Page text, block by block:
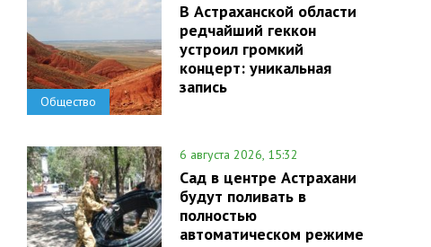
Общество
В Астраханской области
редчайший геккон
устроил громкий
концерт: уникальная
запись
6 августа 2026, 15:32
Сад в центре Астрахани
будут поливать в
полностью
автоматическом режиме